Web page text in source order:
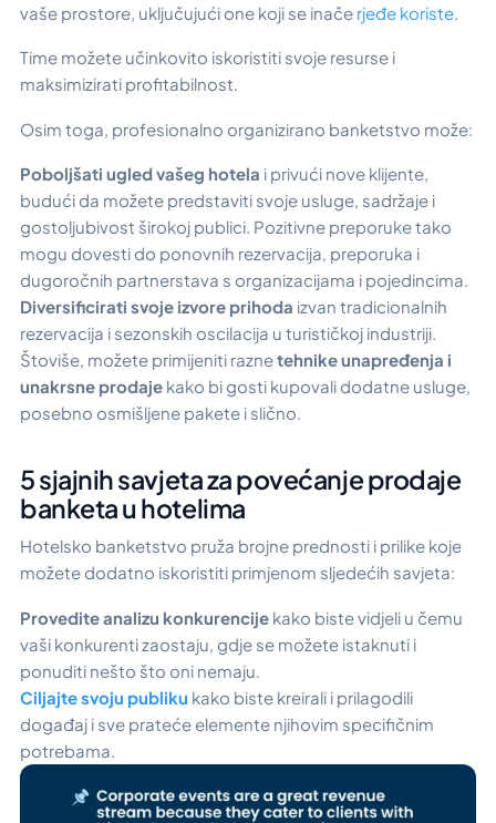
vaše prostore, uključujući one koji se inače rjeđe koriste
Time možete učinkovito iskoristiti svoje resurse i
maksimizirati profitabilnost.
Osim toga, profesionalno organizirano banketstvo može:
Poboljšati ugled vašeg hotela i privući nove klijente,
budući da možete predstaviti svoje usluge, sadržaje i
gostoljubivost širokoj publici. Pozitivne preporuke tako
mogu dovesti do ponovnih rezervacija, preporuka i
dugoročnih partnerstava s organizacijama i pojedincima.
Diversificirati svoje izvore prihoda izvan tradicionalnih
rezervacija i sezonskih oscilacija u turističkoj industriji.
Štoviše, možete primijeniti raznetehnike unapređenja i
unakrsne prodaje kako bi gosti kupovali dodatne usluge,
posebno osmišljene pakete i slično.
5 sjajnih savjeta za povećanje prodaje
banketa u hotelima
Hotelsko banketstvo pruža brojne prednosti i prilike koje
možete dodatno iskoristiti primjenom sljedećih savjeta:
Provedite analizu konkurencije kako biste vidjeli u čemu
vaši konkurenti zaostaju, gdje se možete istaknuti i
ponuditi nešto što oni nemaju.
Ciljajte svoju publiku kako biste kreirali i prilagodili
događaj i sve prateće elemente njihovim specifičnim
potrebama.